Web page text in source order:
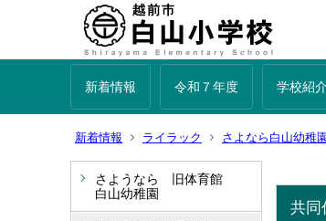
新着情報 令和７年度 学校紹
新着情報 ライラック さよなら白山幼稚園
さようなら 旧体育館
白山幼稚園
共